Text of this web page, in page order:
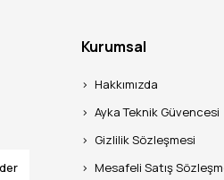
Kurumsal
Hakkımızda
Ayka Teknik Güvencesi
Gizlilik Sözleşmesi
Mesafeli Satış